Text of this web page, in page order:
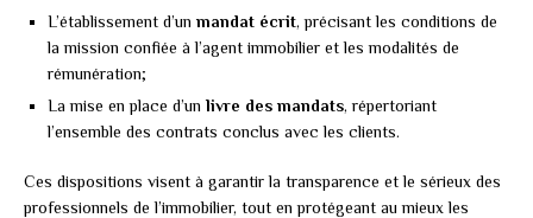
L’établissement d’un mandat écrit, précisant les conditions de
la mission confiée à l’agent immobilier et les modalités de
rémunération;
La mise en place d’un livre des mandats, répertoriant
l’ensemble des contrats conclus avec les clients.
Ces dispositions visent à garantir la transparence et le sérieux des
professionnels de l’immobilier, tout en protégeant au mieux les